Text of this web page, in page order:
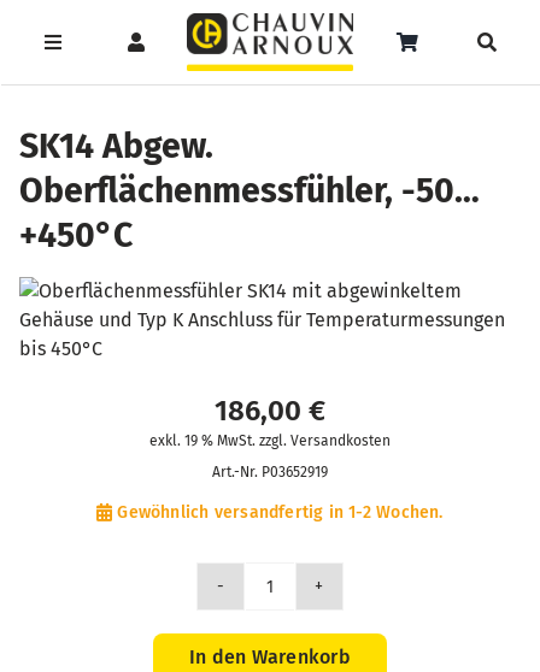
InhaltToggle
Support
Seminare
Unser Team
Toggle
Navigation
Toggle
SK14 Abgew.
Oberflächenmessfühler, -50…
+450°C
186,00 €
exkl. 19 % MwSt. zzgl. Versandkosten
Art.-Nr. P03652919
Gewöhnlich versandfertig in 1-2 Wochen.
SK14
Oberflächenmessfühler,
In den Warenkorb